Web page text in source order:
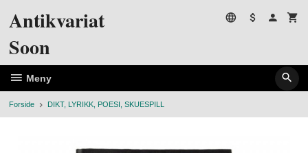
Antikvariat
Soon
Meny
Forside DIKT, LYRIKK, POESI, SKUESPILL